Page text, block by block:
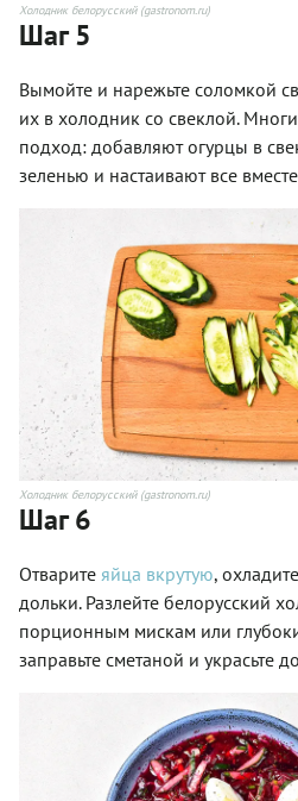
Холодник белорусский (gastronom.ru)
Шаг 5
Вымойте и нарежьте соломкой
их в холодник со свеклой.
подход: добавляют огурцы в
зеленью и настаивают все
Холодник белорусский (gastronom.ru)
Шаг 6
Отварите яйца вкрутую,
дольки. Разлейте белорусский
порционным мискам или
заправьте сметаной и украсьте